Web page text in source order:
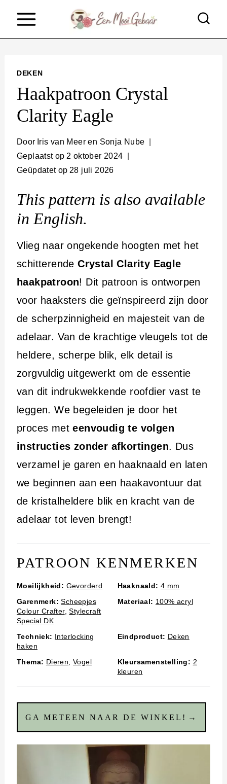
DEKEN
Haakpatroon Crystal
Clarity Eagle
Door Iris van Meer en Sonja Nube
Geplaatst op 2 oktober 2024
Geüpdatet op 28 juli 2026
This pattern is also available
in English.
Vlieg naar ongekende hoogten met het
schitterendeCrystal Clarity Eagle
haakpatroon! Dit patroon is ontworpen
voor haaksters die geïnspireerd zijn door
de scherpzinnigheid en majesteit van de
adelaar. Van de krachtige vleugels tot de
heldere, scherpe blik, elk detail is
zorgvuldig uitgewerkt om de essentie
van dit indrukwekkende roofdier vast te
leggen. We begeleiden je door het
proces meteenvoudig te volgen
instructies zonder afkortingen. Dus
verzamel je garen en haaknaald en laten
we beginnen aan een haakavontuur dat
de kristalheldere blik en kracht van de
adelaar tot leven brengt!
PATROON KENMERKEN
Moeilijkheid: Gevorderd Haaknaald: 4 mm
Garenmerk: Scheepjes
Colour Crafter,Stylecraft
Special DK
Materiaal: 100% acryl
Techniek: Interlocking
haken
Eindproduct: Deken
Thema: Dieren Vogel Kleursamenstelling: 2
kleuren
GA METEEN NAAR DE WINKEL!